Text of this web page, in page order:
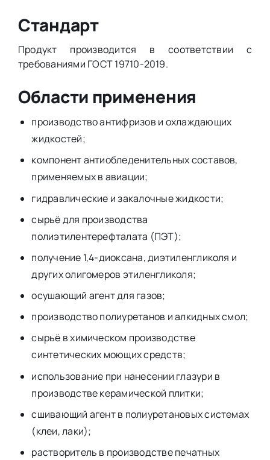
Стандарт
Продукт производится в соответствии с
требованиями ГОСТ 19710-2019.
Области применения
производство антифризов и охлаждающих
жидкостей;
компонент антиобледенительных составов,
применяемых в авиации;
гидравлические и закалочные жидкости;
сырьё для производства
полиэтилентерефталата (ПЭТ);
получение 1,4-диоксана, диэтиленгликоля и
других олигомеров этиленгликоля;
осушающий агент для газов;
производство полиуретанов и алкидных смол;
сырьё в химическом производстве
синтетических моющих средств;
использование при нанесении глазури в
производстве керамической плитки;
сшивающий агент в полиуретановых системах
(клеи, лаки);
растворитель в производстве печатных